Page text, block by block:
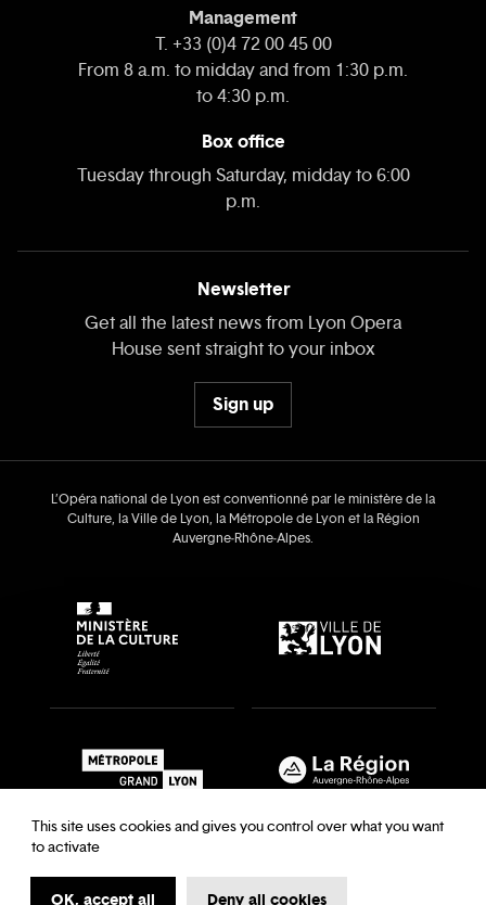
Management
T. +33 (0)4 72 00 45 00
From 8 a.m. to midday and from 1:30 p.m.
to 4:30 p.m.
Box office
Tuesday through Saturday, midday to 6:00
p.m.
Newsletter
Get all the latest news from Lyon Opera
House sent straight to your inbox
Sign up
L’Opéra national de Lyon est conventionné par le ministère de la
Culture, la Ville de Lyon, la Métropole de Lyon et la Région
Auvergne‑Rhône‑Alpes.
This site uses cookies and gives you control over what you want
to activate
OK, accept all Deny all cookies